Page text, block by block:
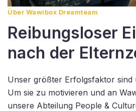
Über Wawibox Dreamteam
Reibungsloser
nach der
Unser größter Erfolgsfaktor sind
Um sie zu motivieren und an
unsere Abteilung People &